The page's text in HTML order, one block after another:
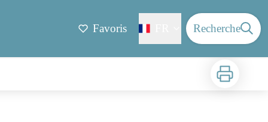
Favoris Recherche
Imprimer